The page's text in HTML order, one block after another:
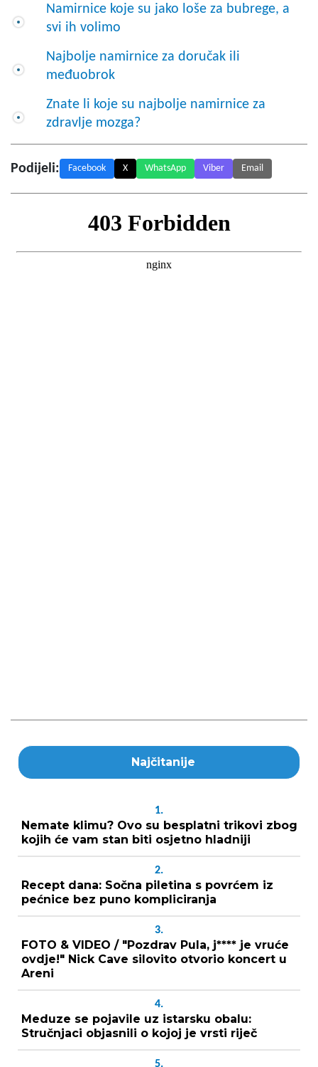
Namirnice koje su jako loše za bubrege, a
svi ih volimo
Najbolje namirnice za doručak ili
međuobrok
Znate li koje su najbolje namirnice za
zdravlje mozga?
Podijeli: Facebook X WhatsApp Viber Email
Najčitanije
1.
Nemate klimu? Ovo su besplatni trikovi zbog
kojih će vam stan biti osjetno hladniji
2.
Recept dana: Sočna piletina s povrćem iz
pećnice bez puno kompliciranja
3.
FOTO & VIDEO / "Pozdrav Pula, j**** je vruće
ovdje!" Nick Cave silovito otvorio koncert u
Areni
4.
Meduze se pojavile uz istarsku obalu:
Stručnjaci objasnili o kojoj je vrsti riječ
5.